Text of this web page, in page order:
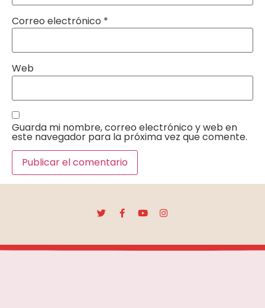
Correo electrónico *
Web
Guarda mi nombre, correo electrónico y web en
este navegador para la próxima vez que comente.